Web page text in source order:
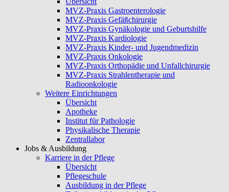
MVZ-Praxis Gastroenterologie
MVZ-Praxis Gefäßchirurgie
MVZ-Praxis Gynäkologie und Geburtshilfe
MVZ-Praxis Kardiologie
MVZ-Praxis Kinder- und Jugendmedizin
MVZ-Praxis Onkologie
MVZ-Praxis Orthopädie und Unfallchirurgie
MVZ-Praxis Strahlentherapie und
Radioonkologie
Weitere Einrichtungen
Übersicht
Apotheke
Institut für Pathologie
Physikalische Therapie
Zentrallabor
Jobs & Ausbildung
Karriere in der Pflege
Übersicht
Pflegeschule
Ausbildung in der Pflege